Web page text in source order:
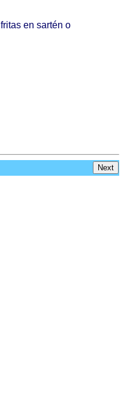
fritasen sartén o
Next